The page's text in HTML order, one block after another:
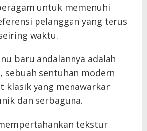
untuk memenuhi
pelanggan yang terus
waktu.
baru andalannya adalah
sebuah sentuhan modern
klasik yang menawarkan
dan serbaguna.
tekstur